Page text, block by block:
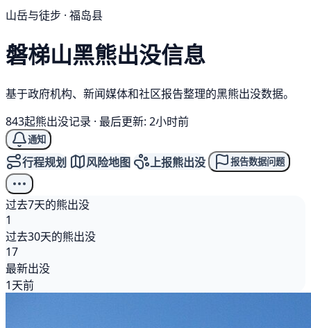
山岳与徒步 · 福岛县
磐梯山黑熊出没信息
基于政府机构、新闻媒体和社区报告整理的黑熊出没数据。
843起熊出没记录 · 最后更新: 2小时前
通知
行程规划 风险地图 上报熊出没 报告数据问题
过去7天的熊出没
1
过去30天的熊出没
17
最新出没
1天前